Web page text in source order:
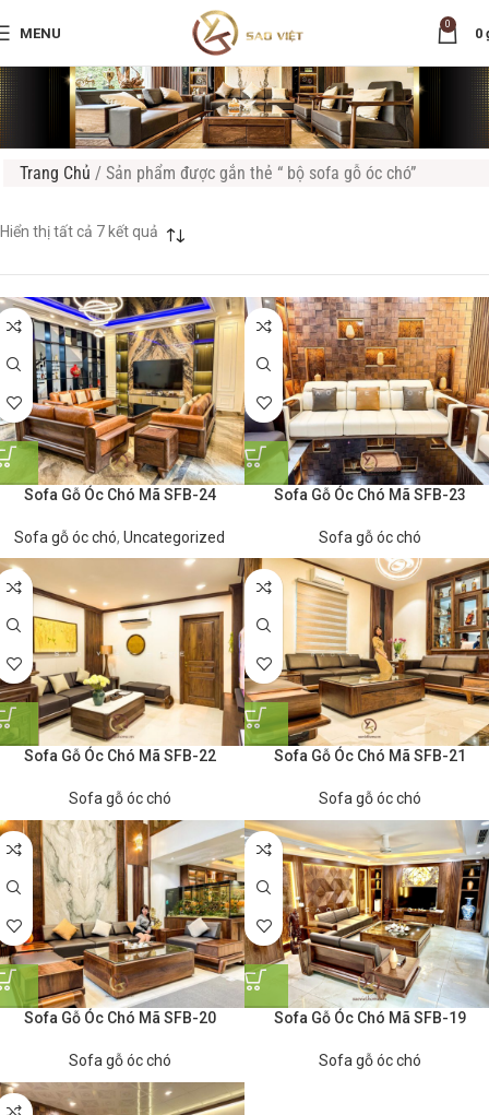
MENU
0
0
Trang Chủ / Sản phẩm được gắn thẻ “ bộ sofa gỗ óc chó”
Hiển thị tất cả 7 kết quả
Sofa Gỗ Óc Chó Mã SFB-24
Sofa gỗ óc chó, Uncategorized
Sofa Gỗ Óc Chó Mã SFB-23
Sofa gỗ óc chó
Sofa Gỗ Óc Chó Mã SFB-22
Sofa gỗ óc chó
Sofa Gỗ Óc Chó Mã SFB-21
Sofa gỗ óc chó
Sofa Gỗ Óc Chó Mã SFB-20
Sofa gỗ óc chó
Sofa Gỗ Óc Chó Mã SFB-19
Sofa gỗ óc chó